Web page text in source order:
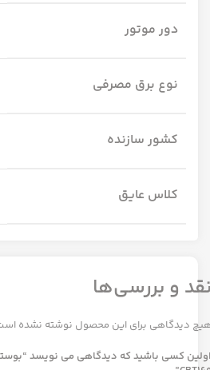
دور موتور
نوع برق مصرفی
کشور سازنده
کلاس عایق
و بررسی‌ها
دیدگاهی برای این محصول نوشته نشده
کسی باشید که دیدگاهی می نویسد